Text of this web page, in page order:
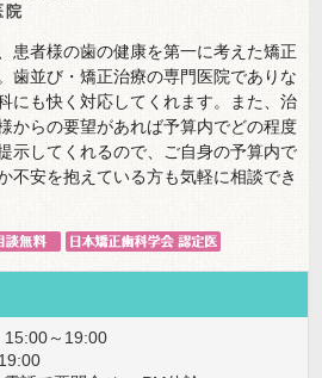
院
患者様の歯の健康を第一に考えた矯正
歯並び・矯正治療の専門医院でありな
にも快く対応してくれます。また、治
からの要望があれば予算内でどの程度
示してくれるので、ご自身の予算内で
不安を抱えている方も気軽に相談でき
15:00～19:00